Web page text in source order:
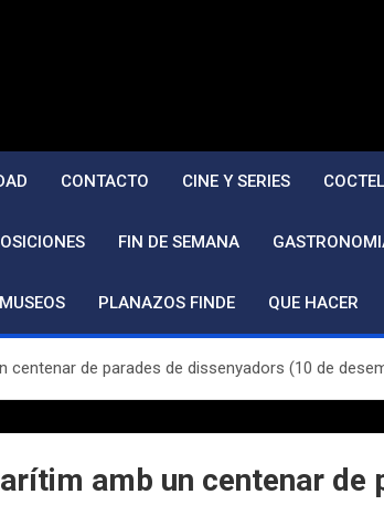
CONTACTO CINE Y SERIES
FIN DE SEMANA
MUSEOS PLANAZOS FINDE QUE HACER
centenar de parades de dissenyadors (10 de
amb un centenar de